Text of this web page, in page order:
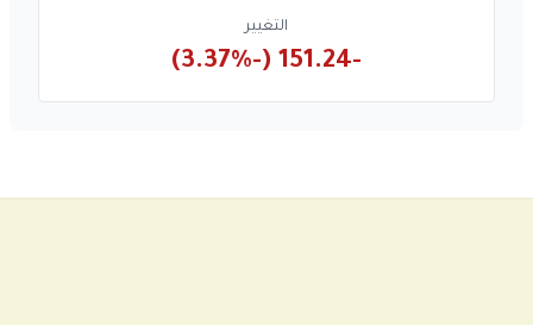
التغيير
-151.24 (-3.37%)